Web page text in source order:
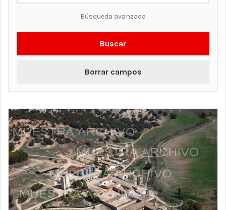
Búsqueda avanzada
Buscar
Borrar campos